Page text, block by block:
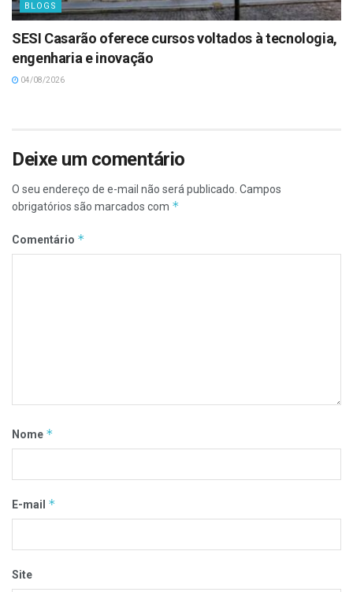
BLOGS
SESI Casarão oferece cursos voltados à tecnologia,
engenharia e inovação
04/08/2026
Deixe um comentário
O seu endereço de e-mail não será publicado. Campos
obrigatórios são marcados com *
Comentário *
Nome *
E-mail *
Site